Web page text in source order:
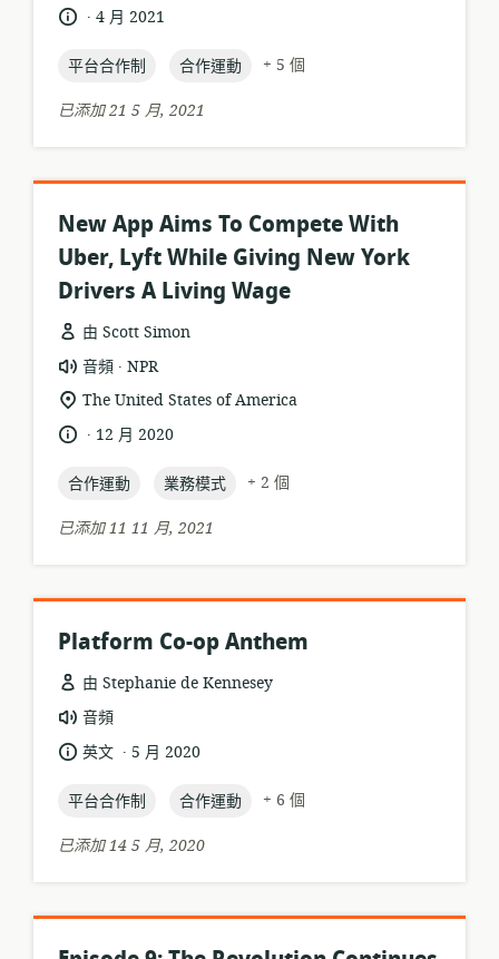
式:
置:
語
.
發
日
4 月 2021
topic:
平台合作制 topic:
合作運動
+ 5 個
已添加 21 5 月, 2021
New App Aims To Compete With
Uber, Lyft While Giving New York
Drivers A Living Wage
由 Scott Simon
資
源
式:
音頻 .
發
布
NPR
相
置:
The United States of America
語
.
發
日
12 月 2020
topic:
合作運動 topic:
業務模式
+ 2 個
已添加 11 11 月, 2021
Platform Co-op Anthem
由 Stephanie de Kennesey
資
源
格
式:
音頻
語 英文 .
發
日
5 月 2020
topic:
平台合作制 topic:
合作運動
+ 6 個
已添加 14 5 月, 2020